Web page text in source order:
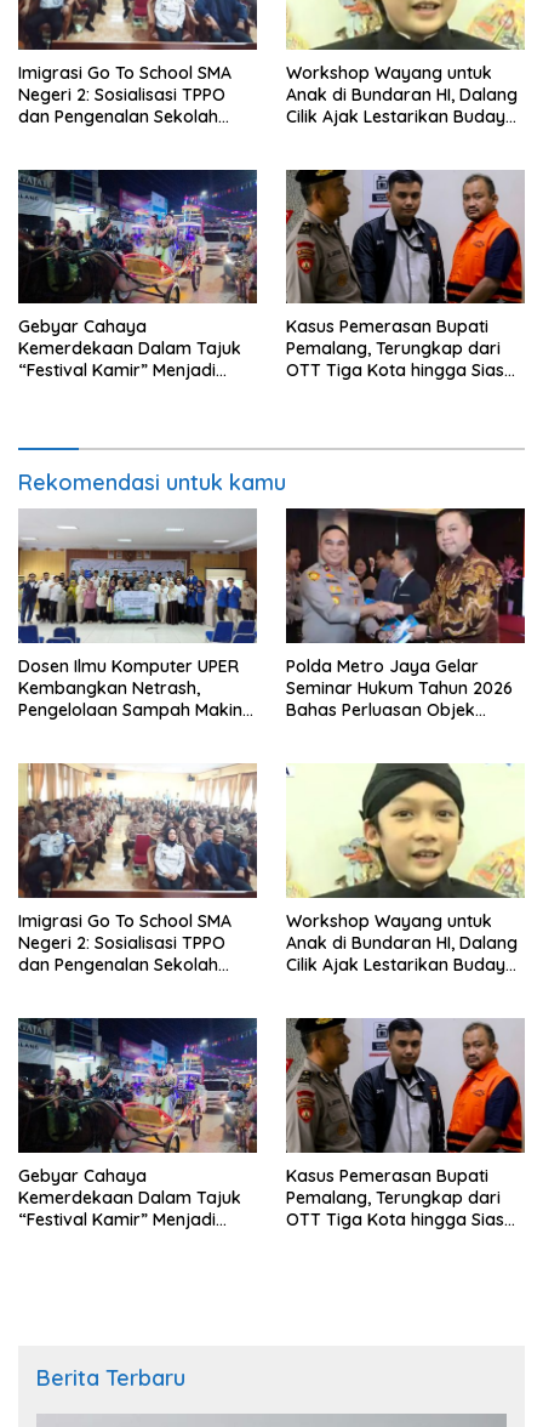
Imigrasi Go To School SMA
Negeri 2: Sosialisasi TPPO
dan Pengenalan Sekolah
Workshop Wayang untuk
Anak di Bundaran HI, Dalang
Cilik Ajak Lestarikan Budaya
Gebyar Cahaya
Kemerdekaan Dalam Tajuk
“Festival Kamir” Menjadi
Kasus Pemerasan Bupati
Pemalang, Terungkap dari
OTT Tiga Kota hingga Siasat
Rekomendasi untuk kamu
Dosen Ilmu Komputer UPER
Kembangkan Netrash,
Pengelolaan Sampah Makin
Polda Metro Jaya Gelar
Seminar Hukum Tahun 2026
Bahas Perluasan Objek
Imigrasi Go To School SMA
Negeri 2: Sosialisasi TPPO
dan Pengenalan Sekolah
Workshop Wayang untuk
Anak di Bundaran HI, Dalang
Cilik Ajak Lestarikan Budaya
Gebyar Cahaya
Kemerdekaan Dalam Tajuk
“Festival Kamir” Menjadi
Kasus Pemerasan Bupati
Pemalang, Terungkap dari
OTT Tiga Kota hingga Siasat
Berita Terbaru